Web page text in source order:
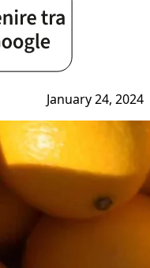
January 24, 2024